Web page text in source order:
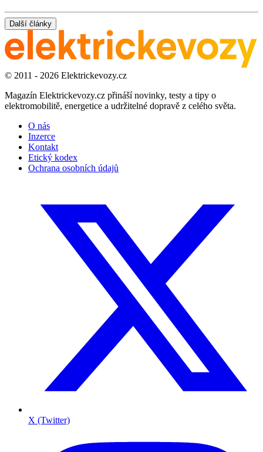
Další články
© 2011 - 2026 Elektrickevozy.cz
Magazín Elektrickevozy.cz přináší novinky, testy a tipy o
elektromobilitě, energetice a udržitelné dopravě z celého světa.
O nás
Inzerce
Kontakt
Etický kodex
Ochrana osobních údajů
X (Twitter)